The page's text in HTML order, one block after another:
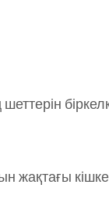
біркелкі
жақтағы